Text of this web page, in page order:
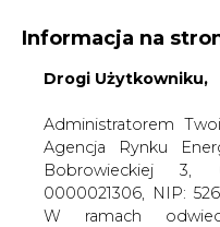
KONTAKT:
WYDAWCA PORTALU:
WYSOKI KONTRAST
Informacja na
Drogi Użytkowniku,
Administratorem
Agencja Rynku
Bobrowieckiej 3,
0000021306, NIP:
W ramach